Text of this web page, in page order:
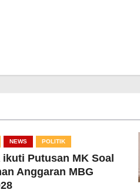
NEWS POLITIK
ikuti Putusan MK Soal
Anggaran MBG